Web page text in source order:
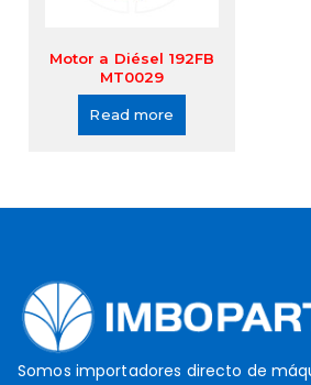
Motor a Diésel 192FB
MT0029
Read more
Somos importadores directo de